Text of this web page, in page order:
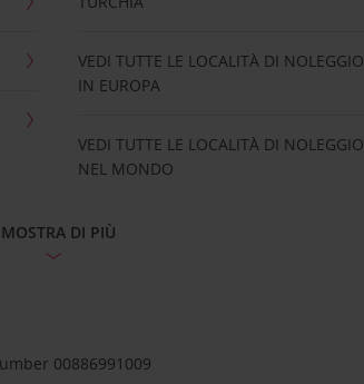
VEDI TUTTE LE LOCALITÀ DI NOLEGGIO
IN EUROPA
VEDI TUTTE LE LOCALITÀ DI NOLEGGIO
NEL MONDO
MOSTRA DI PIÙ
00886991009